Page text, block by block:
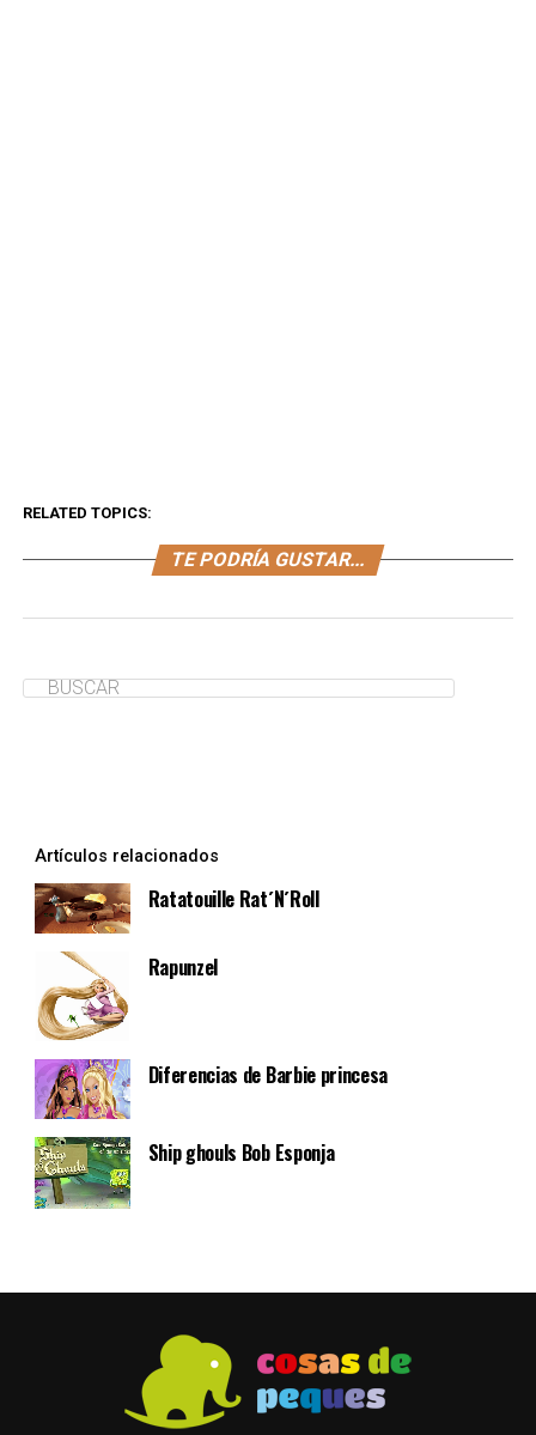
RELATED TOPICS:
TE PODRÍA GUSTAR...
Artículos relacionados
Ratatouille Rat´N´Roll
Rapunzel
Diferencias de Barbie princesa
Ship ghouls Bob Esponja